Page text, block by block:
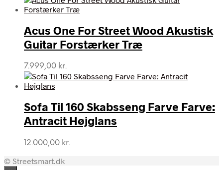
Acus One For Street Wood Akustisk
Guitar Forstærker Træ
7.999,00 kr.
Sofa Til 160 Skabsseng Farve Farve:
Antracit Højglans
12.000,00 kr.
© Streetsmart.dk